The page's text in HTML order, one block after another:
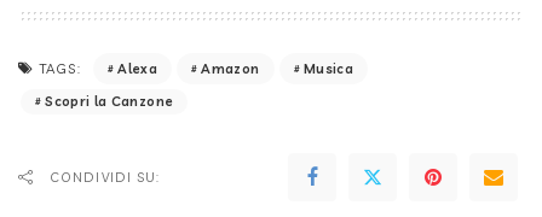
TAGS: Alexa Amazon
Musica
Scopri la Canzone
CONDIVIDI SU: